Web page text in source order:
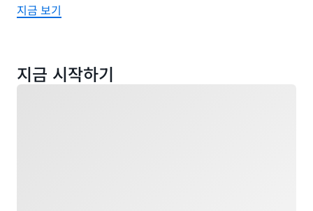
지금 보기
지금 시작하기